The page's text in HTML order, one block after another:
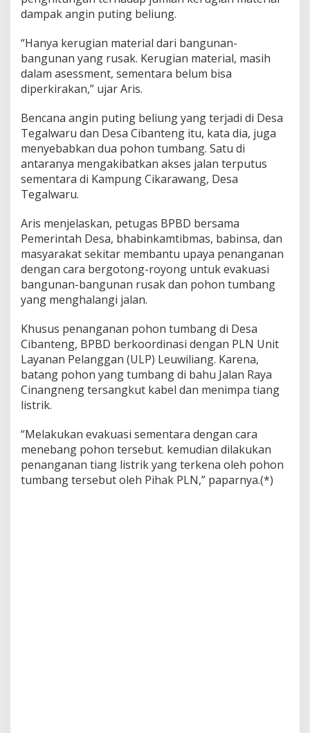
dampak angin puting beliung.
“Hanya kerugian material dari bangunan-
bangunan yang rusak. Kerugian material, masih
dalam asessment, sementara belum bisa
diperkirakan,” ujar Aris.
Bencana angin puting beliung yang terjadi di Desa
Tegalwaru dan Desa Cibanteng itu, kata dia, juga
menyebabkan dua pohon tumbang. Satu di
antaranya mengakibatkan akses jalan terputus
sementara di Kampung Cikarawang, Desa
Tegalwaru.
Aris menjelaskan, petugas BPBD bersama
Pemerintah Desa, bhabinkamtibmas, babinsa, dan
masyarakat sekitar membantu upaya penanganan
dengan cara bergotong-royong untuk evakuasi
bangunan-bangunan rusak dan pohon tumbang
yang menghalangi jalan.
Khusus penanganan pohon tumbang di Desa
Cibanteng, BPBD berkoordinasi dengan PLN Unit
Layanan Pelanggan (ULP) Leuwiliang. Karena,
batang pohon yang tumbang di bahu Jalan Raya
Cinangneng tersangkut kabel dan menimpa tiang
listrik.
“Melakukan evakuasi sementara dengan cara
menebang pohon tersebut. kemudian dilakukan
penanganan tiang listrik yang terkena oleh pohon
tumbang tersebut oleh Pihak PLN,” paparnya.(*)